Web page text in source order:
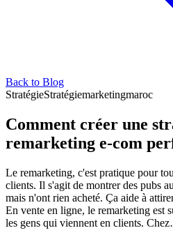
Back to Blog
StratégieStratégiemarketingmaroc
Comment créer une
remarketing e-com
Le remarketing, c'est pratique pour
clients. Il s'agit de montrer des pubs
mais n'ont rien acheté. Ça aide à
En vente en ligne, le remarketing est
les gens qui viennent en clients.